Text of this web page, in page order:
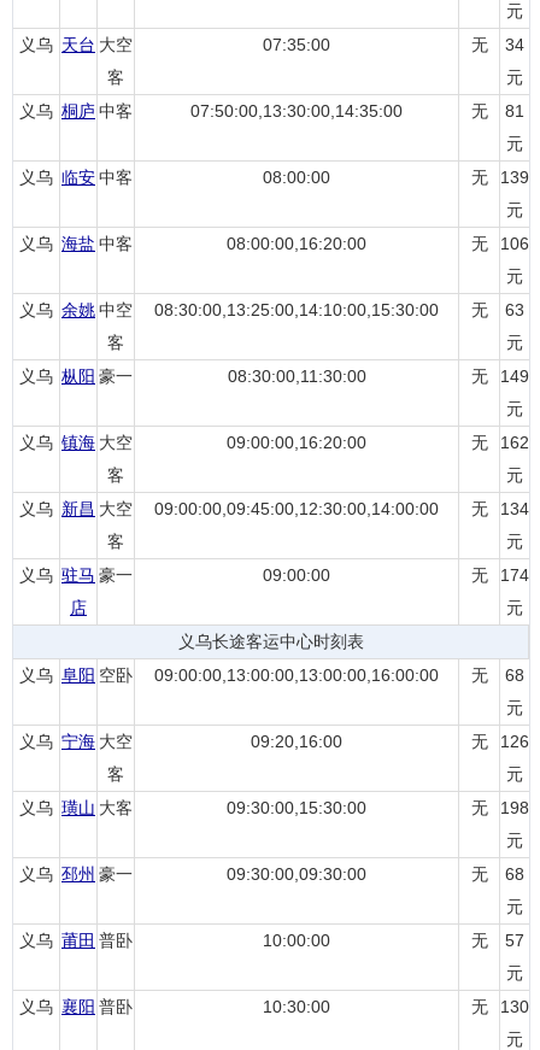
元
义乌 天台 大空
客
07:35:00 无
34
元
义乌 桐庐中客 07:50:00,13:30:00,14:35:00 无
81
元
义乌 临安中客 08:00:00 无
139
元
义乌 海盐 中客 08:00:00,16:20:00 无
106
元
义乌 余姚中空
客
08:30:00,13:25:00,14:10:00,15:30:00 无
63
元
义乌 枞阳 豪一 08:30:00,11:30:00 无
149
元
义乌 镇海 大空
客
09:00:00,16:20:00 无
162
元
义乌 新昌 大空
客
09:00:00,09:45:00,12:30:00,14:00:00 无
134
元
义乌 驻马
店
豪一 09:00:00 无
174
元
义乌长途客运中心时刻表
义乌 阜阳 空卧 09:00:00,13:00:00,13:00:00,16:00:00 无
68
元
义乌 宁海 大空
客
09:20,16:00 无
126
元
义乌 璜山 大客 09:30:00,15:30:00 无
198
元
义乌 邳州 豪一 09:30:00,09:30:00 无
68
元
义乌 莆田 普卧 10:00:00 无
57
元
义乌 襄阳 普卧 10:30:00 无
130
元